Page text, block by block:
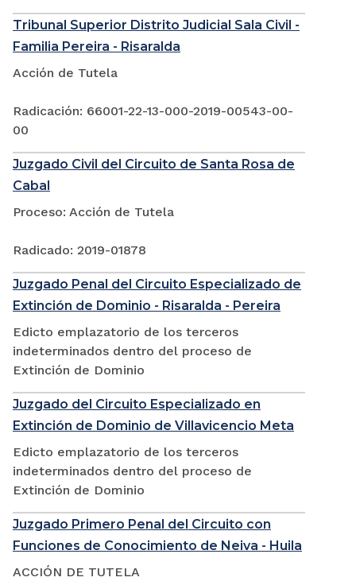
Tribunal Superior Distrito Judicial Sala Civil -
Familia Pereira - Risaralda
Acción de Tutela
Radicación: 66001-22-13-000-2019-00543-00-
00
Juzgado Civil del Circuito de Santa Rosa de
Cabal
Proceso: Acción de Tutela
Radicado: 2019-01878
Juzgado Penal del Circuito Especializado de
Extinción de Dominio - Risaralda - Pereira
Edicto emplazatorio de los terceros
indeterminados dentro del proceso de
Extinción de Dominio
Juzgado del Circuito Especializado en
Extinción de Dominio de Villavicencio Meta
Edicto emplazatorio de los terceros
indeterminados dentro del proceso de
Extinción de Dominio
Juzgado Primero Penal del Circuito con
Funciones de Conocimiento de Neiva - Huila
ACCIÓN DE TUTELA